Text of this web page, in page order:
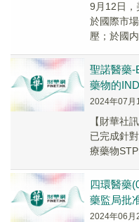
9月12日，
於國際市
壓；於國
聖諾醫藥-
藥物的
2024年07月
【財華社
已完成針
療藥物
四環醫藥
藥監局批
2024年06月